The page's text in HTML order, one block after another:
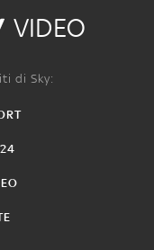
VIDEO
di Sky: